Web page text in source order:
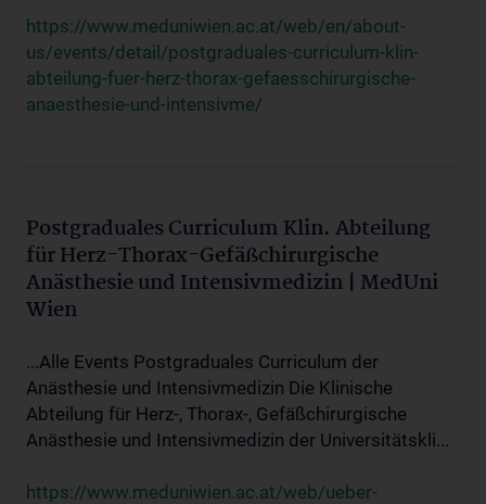
https://www.meduniwien.ac.at/web/en/about-
us/events/detail/postgraduales-curriculum-klin-
abteilung-fuer-herz-thorax-gefaesschirurgische-
anaesthesie-und-intensivme/
Postgraduales Curriculum Klin. Abteilung
für Herz-Thorax-Gefäßchirurgische
Anästhesie und Intensivmedizin | MedUni
Wien
...Alle Events Postgraduales Curriculum der
Anästhesie und Intensivmedizin Die Klinische
Abteilung für Herz-, Thorax-, Gefäßchirurgische
Anästhesie und Intensivmedizin der Universitätskli...
https://www.meduniwien.ac.at/web/ueber-